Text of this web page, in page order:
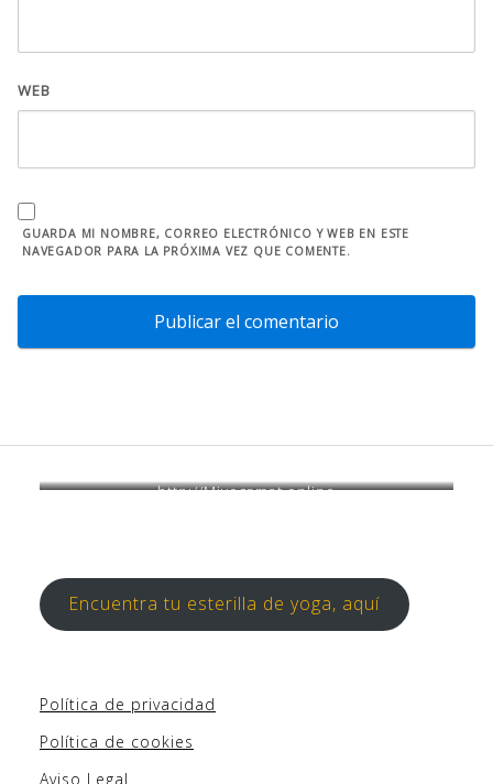
WEB
GUARDA MI NOMBRE, CORREO ELECTRÓNICO Y WEB EN ESTE
NAVEGADOR PARA LA PRÓXIMA VEZ QUE COMENTE.
http://Miyogamat.online
Encuentra tu esterilla de yoga, aquí
Política de privacidad
Política de cookies
Aviso Legal